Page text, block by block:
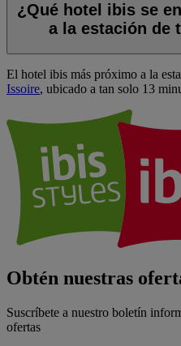
¿Qué hotel ibis se
a la estación de
El hotel ibis más próximo a la
Issoire, ubicado a tan solo 13
Obtén nuestras
Suscríbete a nuestro boletín
ofertas